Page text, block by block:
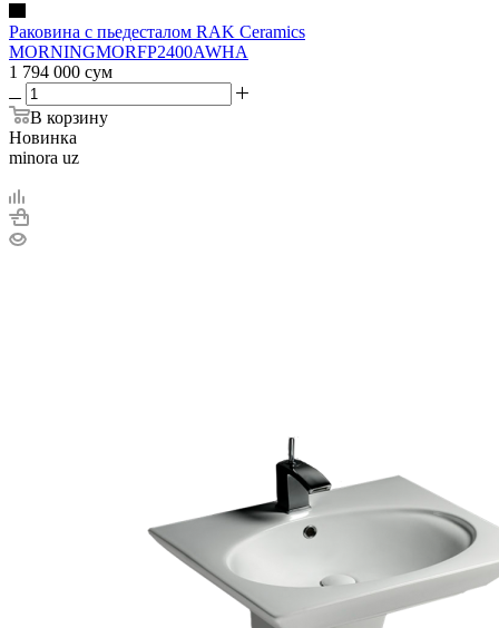
Раковина с пьедесталом RAK Ceramics
MORNINGMORFP2400AWHA
1 794 000 сум
В корзину
Новинка
minora uz